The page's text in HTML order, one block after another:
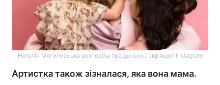
Наталія Могилевська розповіла про доньок / скріншот Instagram
Артистка також зізналася, яка вона мама.